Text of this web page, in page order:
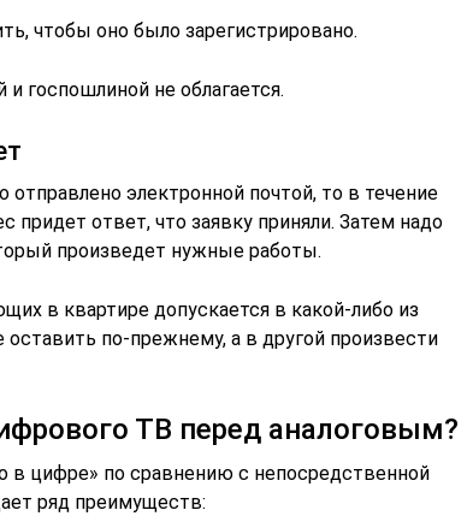
чтобы оно было зарегистрировано.
и госпошлиной не облагается.
электронной почтой, то в течение
придет ответ, что заявку приняли. Затем надо
произведет нужные работы.
в квартире допускается в какой-либо из
оставить по-прежнему, а в другой произвести
ТВ перед аналоговым?
в цифре» по сравнению с непосредственной
ряд преимуществ: